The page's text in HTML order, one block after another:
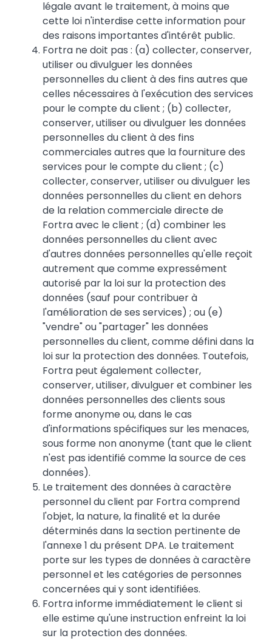
légale avant le traitement, à moins que
cette loi n'interdise cette information pour
des raisons importantes d'intérêt public.
Fortra ne doit pas : (a) collecter, conserver,
utiliser ou divulguer les données
personnelles du client à des fins autres que
celles nécessaires à l'exécution des services
pour le compte du client ; (b) collecter,
conserver, utiliser ou divulguer les données
personnelles du client à des fins
commerciales autres que la fourniture des
services pour le compte du client ; (c)
collecter, conserver, utiliser ou divulguer les
données personnelles du client en dehors
de la relation commerciale directe de
Fortra avec le client ; (d) combiner les
données personnelles du client avec
d'autres données personnelles qu'elle reçoit
autrement que comme expressément
autorisé par la loi sur la protection des
données (sauf pour contribuer à
l'amélioration de ses services) ; ou (e)
"vendre" ou "partager" les données
personnelles du client, comme défini dans la
loi sur la protection des données. Toutefois,
Fortra peut également collecter,
conserver, utiliser, divulguer et combiner les
données personnelles des clients sous
forme anonyme ou, dans le cas
d'informations spécifiques sur les menaces,
sous forme non anonyme (tant que le client
n'est pas identifié comme la source de ces
données).
Le traitement des données à caractère
personnel du client par Fortra comprend
l'objet, la nature, la finalité et la durée
déterminés dans la section pertinente de
l'annexe 1 du présent DPA. Le traitement
porte sur les types de données à caractère
personnel et les catégories de personnes
concernées qui y sont identifiées.
Fortra informe immédiatement le client si
elle estime qu'une instruction enfreint la loi
sur la protection des données.